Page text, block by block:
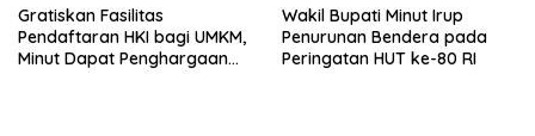
Gratiskan Fasilitas
Pendaftaran HKI bagi UMKM,
Minut Dapat Penghargaan
Wakil Bupati Minut Irup
Penurunan Bendera pada
Peringatan HUT ke-80 RI